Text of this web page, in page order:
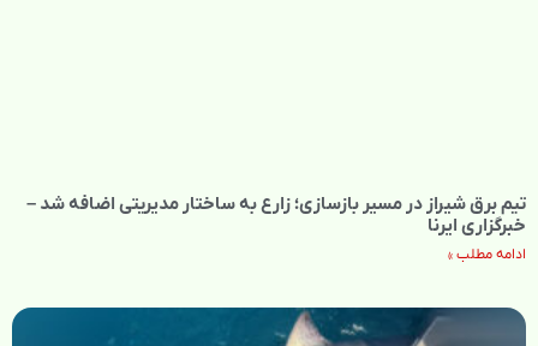
تیم برق شیراز در مسیر بازسازی؛ زارع به ساختار مدیریتی اضافه شد –
خبرگزاری ایرنا
ادامه مطلب »